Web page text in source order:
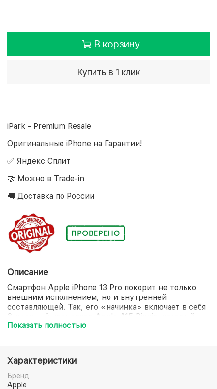
В корзину
Купить в 1 клик
iPark - Premium Resale
Оригинальные iPhone на Гарантии!
✅ Яндекс Сплит
🤝 Можно в Trade-in
🚚 Доставка по России
Описание
Смартфон Apple iPhone 13 Pro покорит не только
внешним исполнением, но и внутренней
составляющей. Так, его «начинка» включает в себя
6-ядерный процессор Apple A15 Bionic, который
стоит на страже молниеносной загрузки любого
качество графики, но и устойчивость к
преждевременному образованию повреждений.
Отдельного внимания достойна и система защиты
смартфона Apple iPhone 13 Pro, представленная
Показать полностью
Характеристики
Бренд
Apple